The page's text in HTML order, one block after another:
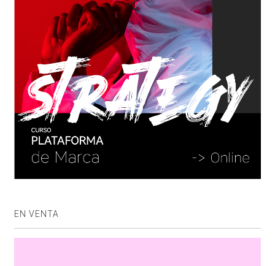
EN VENTA